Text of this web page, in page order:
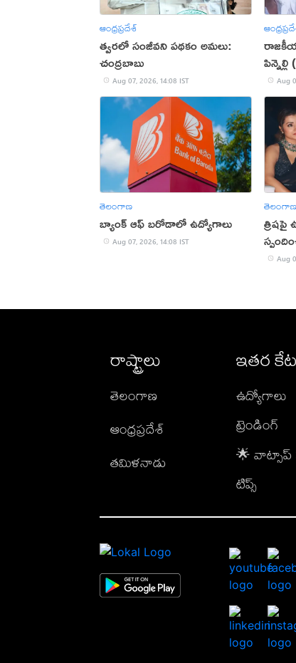
ఆంధ్రప్రదేశ్
త్వరలో సంజీవని పథకం అమలు:
చంద్రబాబు
Aug 07, 2026, 14:08 IST Aug
తెలంగాణ
బ్యాంక్ ఆఫ్ బరోడాలో ఉద్యోగాలు
Aug 07, 2026, 14:08 IST
తెలంగాణ
త్రిషపై
Aug
రాష్ట్రాలు
తెలంగాణ
ఆంధ్రప్రదేశ్
తమిళనాడు
ఇతర
ఉద్యోగాలు
ట్రెండింగ్
🌟 వాట్సాప్
టిప్స్